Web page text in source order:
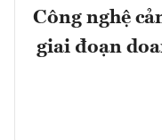
Công nghệ
giai đoạn